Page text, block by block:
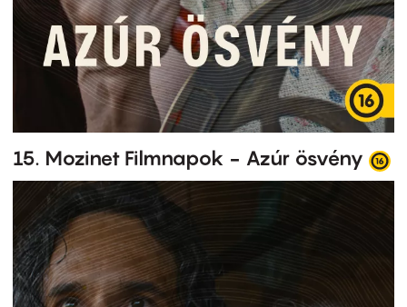
15. Mozinet Filmnapok - Azúr ösvény